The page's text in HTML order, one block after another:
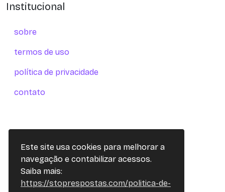
Este site usa cookies para melhorar a
navegação e contabilizar acessos.
Saiba mais:
https://stoprespostas.com/politica-de-
Institucional
sobre
termos de uso
política de privacidade
contato